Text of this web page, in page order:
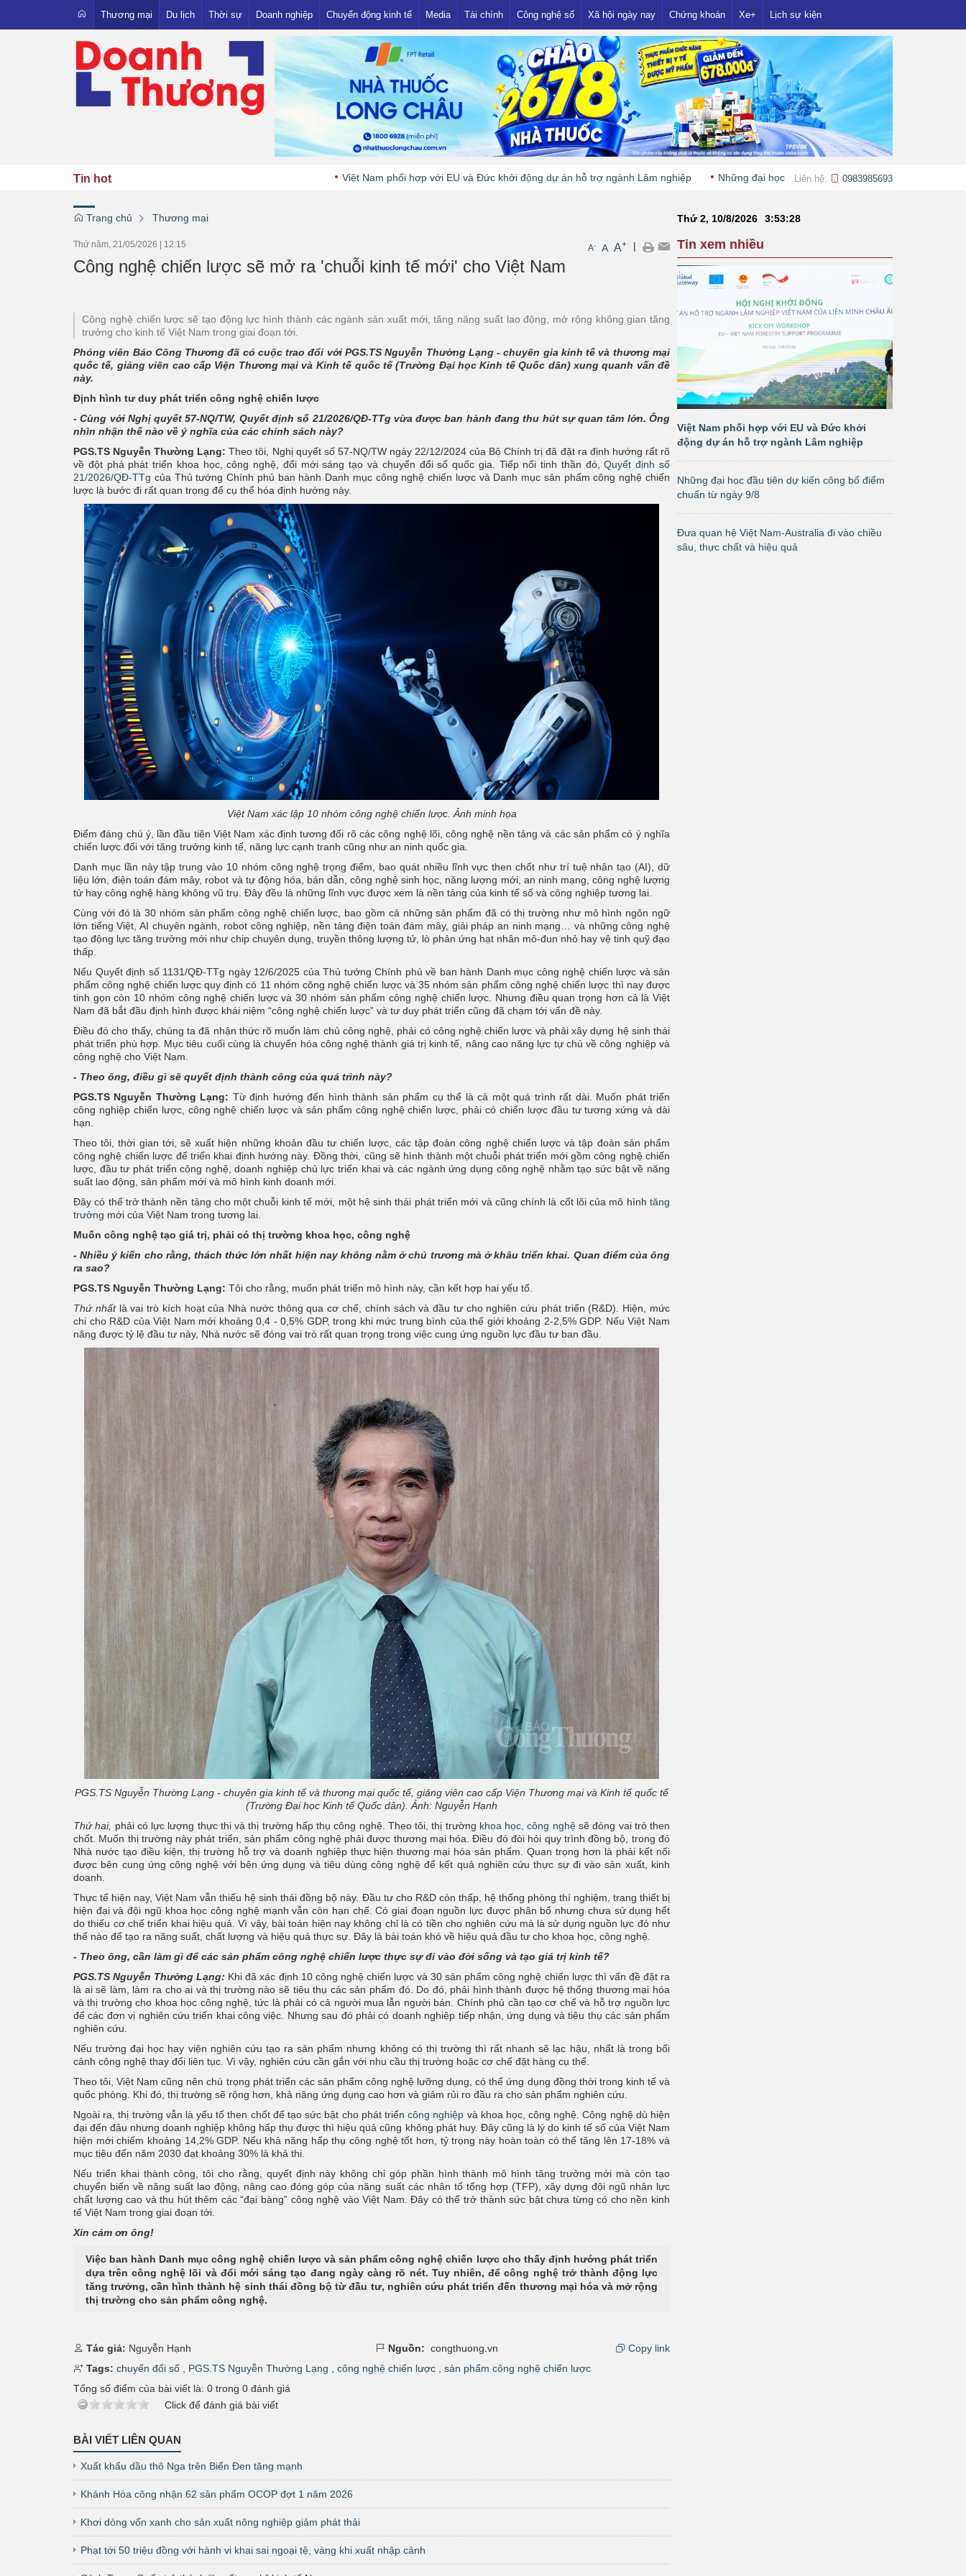
Thương mại
Xuất nhập khẩu
Người Việt - Hàng Việt
Du lịch Thời sự
Trong nước
Quốc tế
Doanh nghiệp Chuyển động kinh tế
Thị trường
Khuyến mại
Media Tài chính
Ngân hàng
Đầu tư
Tiền - Vàng
Công nghệ số Xã hội ngày nay
Showbiz
Chứng khoán Xe+ Lịch sự kiện
Tin hot Việt Nam phối hợp với EU và Đức khởi động dự án hỗ trợ ngành Lâm nghiệp Những đại học đầu tiên dự kiến công bố điểm chuẩn từ ngày
Liên hệ: 0983985693
Trang chủ Thương mại
Thứ năm, 21/05/2026 12:15 A- A A+ |
Công nghệ chiến lược sẽ mở ra 'chuỗi kinh tế mới' cho Việt Nam
Công nghệ chiến lược sẽ tạo động lực hình thành các ngành sản xuất mới, tăng năng suất lao động, mở rộng không gian tăng
trưởng cho kinh tế Việt Nam trong giai đoạn tới.
Phóng viên Báo Công Thương đã có cuộc trao đổi với PGS.TS Nguyễn Thường Lạng - chuyên gia kinh tế và thương mại
quốc tế, giảng viên cao cấp Viện Thương mại và Kinh tế quốc tế (Trường Đại học Kinh tế Quốc dân) xung quanh vấn đề
này.
Định hình tư duy phát triển công nghệ chiến lược
- Cùng với Nghị quyết 57-NQ/TW, Quyết định số 21/2026/QĐ-TTg vừa được ban hành đang thu hút sự quan tâm lớn. Ông
nhìn nhận thế nào về ý nghĩa của các chính sách này?
PGS.TS Nguyễn Thường Lạng:Theo tôi, Nghị quyết số 57-NQ/TW ngày 22/12/2024 của Bộ Chính trị đã đặt ra định hướng rất rõ
về đột phá phát triển khoa học, công nghệ, đổi mới sáng tạo và chuyển đổi số quốc gia. Tiếp nối tinh thần đó,Quyết định số
21/2026/QĐ-TTg của Thủ tướng Chính phủ ban hành Danh mục công nghệ chiến lược và Danh mục sản phẩm công nghệ chiến
lược là bước đi rất quan trọng để cụ thể hóa định hướng này.
Việt Nam xác lập 10 nhóm công nghệ chiến lược. Ảnh minh họa
Điểm đáng chú ý, lần đầu tiên Việt Nam xác định tương đối rõ các công nghệ lõi, công nghệ nền tảng và các sản phẩm có ý nghĩa
chiến lược đối với tăng trưởng kinh tế, năng lực cạnh tranh cũng như an ninh quốc gia.
Danh mục lần này tập trung vào 10 nhóm công nghệ trọng điểm, bao quát nhiều lĩnh vực then chốt như trí tuệ nhân tạo (AI), dữ
liệu lớn, điện toán đám mây, robot và tự động hóa, bán dẫn, công nghệ sinh học, năng lượng mới, an ninh mạng, công nghệ lượng
tử hay công nghệ hàng không vũ trụ. Đây đều là những lĩnh vực được xem là nền tảng của kinh tế số và công nghiệp tương lai.
Cùng với đó là 30 nhóm sản phẩm công nghệ chiến lược, bao gồm cả những sản phẩm đã có thị trường như mô hình ngôn ngữ
lớn tiếng Việt, AI chuyên ngành, robot công nghiệp, nền tảng điện toán đám mây, giải pháp an ninh mạng… và những công nghệ
tạo động lực tăng trưởng mới như chip chuyên dụng, truyền thông lượng tử, lò phản ứng hạt nhân mô-đun nhỏ hay vệ tinh quỹ đạo
thấp.
Nếu Quyết định số 1131/QĐ-TTg ngày 12/6/2025 của Thủ tướng Chính phủ về ban hành Danh mục công nghệ chiến lược và sản
phẩm công nghệ chiến lược quy định có 11 nhóm công nghệ chiến lược và 35 nhóm sản phẩm công nghệ chiến lược thì nay được
tinh gọn còn 10 nhóm công nghệ chiến lược và 30 nhóm sản phẩm công nghệ chiến lược. Nhưng điều quan trọng hơn cả là Việt
Nam đã bắt đầu định hình được khái niệm “công nghệ chiến lược” và tư duy phát triển cũng đã chạm tới vấn đề này.
Điều đó cho thấy, chúng ta đã nhận thức rõ muốn làm chủ công nghệ, phải có công nghệ chiến lược và phải xây dựng hệ sinh thái
phát triển phù hợp. Mục tiêu cuối cùng là chuyển hóa công nghệ thành giá trị kinh tế, nâng cao năng lực tự chủ về công nghiệp và
công nghệ cho Việt Nam.
- Theo ông, điều gì sẽ quyết định thành công của quá trình này?
PGS.TS Nguyễn Thường Lạng: Từ định hướng đến hình thành sản phẩm cụ thể là cả một quá trình rất dài. Muốn phát triển
công nghiệp chiến lược, công nghệ chiến lược và sản phẩm công nghệ chiến lược, phải có chiến lược đầu tư tương xứng và dài
hạn.
Theo tôi, thời gian tới, sẽ xuất hiện những khoản đầu tư chiến lược, các tập đoàn công nghệ chiến lược và tập đoàn sản phẩm
công nghệ chiến lược để triển khai định hướng này. Đồng thời, cũng sẽ hình thành một chuỗi phát triển mới gồm công nghệ chiến
lược, đầu tư phát triển công nghệ, doanh nghiệp chủ lực triển khai và các ngành ứng dụng công nghệ nhằm tạo sức bật về năng
suất lao động, sản phẩm mới và mô hình kinh doanh mới.
Đây có thể trở thành nền tảng cho một chuỗi kinh tế mới, một hệ sinh thái phát triển mới và cũng chính là cốt lõi của mô hình tăng
trưởng mới của Việt Nam trong tương lai.
Muốn công nghệ tạo giá trị, phải có thị trường khoa học, công nghệ
- Nhiều ý kiến cho rằng, thách thức lớn nhất hiện nay không nằm ở chủ trương mà ở khâu triển khai. Quan điểm của ông
ra sao?
PGS.TS Nguyễn Thường Lạng: Tôi cho rằng, muốn phát triển mô hình này, cần kết hợp hai yếu tố.
Thứ nhấtlà vai trò kích hoạt của Nhà nước thông qua cơ chế, chính sách và đầu tư cho nghiên cứu phát triển (R&D). Hiện, mức
chi cho R&D của Việt Nam mới khoảng 0,4 - 0,5% GDP, trong khi mức trung bình của thế giới khoảng 2-2,5% GDP. Nếu Việt Nam
nâng được tỷ lệ đầu tư này, Nhà nước sẽ đóng vai trò rất quan trọng trong việc cung ứng nguồn lực đầu tư ban đầu.
PGS.TS Nguyễn Thường Lạng - chuyên gia kinh tế và thương mại quốc tế, giảng viên cao cấp Viện Thương mại và Kinh tế quốc tế
(Trường Đại học Kinh tế Quốc dân). Ảnh: Nguyễn Hạnh
Thứ hai, phải có lực lượng thực thi và thị trường hấp thụ công nghệ. Theo tôi, thị trường khoa học, công nghệsẽ đóng vai trò then
chốt. Muốn thị trường này phát triển, sản phẩm công nghệ phải được thương mại hóa. Điều đó đòi hỏi quy trình đồng bộ, trong đó
Nhà nước tạo điều kiện, thị trường hỗ trợ và doanh nghiệp thực hiện thương mại hóa sản phẩm. Quan trọng hơn là phải kết nối
được bên cung ứng công nghệ với bên ứng dụng và tiêu dùng công nghệ để kết quả nghiên cứu thực sự đi vào sản xuất, kinh
doanh.
Thực tế hiện nay, Việt Nam vẫn thiếu hệ sinh thái đồng bộ này. Đầu tư cho R&D còn thấp, hệ thống phòng thí nghiệm, trang thiết bị
hiện đại và đội ngũ khoa học công nghệ mạnh vẫn còn hạn chế. Có giai đoạn nguồn lực được phân bổ nhưng chưa sử dụng hết
do thiếu cơ chế triển khai hiệu quả. Vì vậy, bài toán hiện nay không chỉ là có tiền cho nghiên cứu mà là sử dụng nguồn lực đó như
thế nào để tạo ra năng suất, chất lượng và hiệu quả thực sự. Đây là bài toán khó về hiệu quả đầu tư cho khoa học, công nghệ.
- Theo ông, cần làm gì để các sản phẩm công nghệ chiến lược thực sự đi vào đời sống và tạo giá trị kinh tế?
PGS.TS Nguyễn Thường Lạng: Khi đã xác định 10 công nghệ chiến lược và 30 sản phẩm công nghệ chiến lược thì vấn đề đặt ra
là ai sẽ làm, làm ra cho ai và thị trường nào sẽ tiêu thụ các sản phẩm đó. Do đó, phải hình thành được hệ thống thương mại hóa
và thị trường cho khoa học công nghệ, tức là phải có cả người mua lẫn người bán. Chính phủ cần tạo cơ chế và hỗ trợ nguồn lực
để các đơn vị nghiên cứu triển khai công việc. Nhưng sau đó phải có doanh nghiệp tiếp nhận, ứng dụng và tiêu thụ các sản phẩm
nghiên cứu.
Nếu trường đại học hay viện nghiên cứu tạo ra sản phẩm nhưng không có thị trường thì rất nhanh sẽ lạc hậu, nhất là trong bối
cảnh công nghệ thay đổi liên tục. Vì vậy, nghiên cứu cần gắn với nhu cầu thị trường hoặc cơ chế đặt hàng cụ thể.
Theo tôi, Việt Nam cũng nên chú trọng phát triển các sản phẩm công nghệ lưỡng dụng, có thể ứng dụng đồng thời trong kinh tế và
quốc phòng. Khi đó, thị trường sẽ rộng hơn, khả năng ứng dụng cao hơn và giảm rủi ro đầu ra cho sản phẩm nghiên cứu.
Ngoài ra, thị trường vẫn là yếu tố then chốt để tạo sức bật cho phát triểncông nghiệp và khoa học, công nghệ. Công nghệ dù hiện
đại đến đâu nhưng doanh nghiệp không hấp thụ được thì hiệu quả cũng không phát huy. Đây cũng là lý do kinh tế số của Việt Nam
hiện mới chiếm khoảng 14,2% GDP. Nếu khả năng hấp thụ công nghệ tốt hơn, tỷ trọng này hoàn toàn có thể tăng lên 17-18% và
mục tiêu đến năm 2030 đạt khoảng 30% là khả thi.
Nếu triển khai thành công, tôi cho rằng, quyết định này không chỉ góp phần hình thành mô hình tăng trưởng mới mà còn tạo
chuyển biến về năng suất lao động, nâng cao đóng góp của năng suất các nhân tố tổng hợp (TFP), xây dựng đội ngũ nhân lực
chất lượng cao và thu hút thêm các “đại bàng” công nghệ vào Việt Nam. Đây có thể trở thành sức bật chưa từng có cho nền kinh
tế Việt Nam trong giai đoạn tới.
Xin cảm ơn ông!
Việc ban hành Danh mục công nghệ chiến lược và sản phẩm công nghệ chiến lược cho thấy định hướng phát triển
dựa trên công nghệ lõi và đổi mới sáng tạo đang ngày càng rõ nét. Tuy nhiên, để công nghệ trở thành động lực
tăng trưởng, cần hình thành hệ sinh thái đồng bộ từ đầu tư, nghiên cứu phát triển đến thương mại hóa và mở rộng
thị trường cho sản phẩm công nghệ.
Tác giả: Nguyễn Hạnh Nguồn: congthuong.vn
Copy link
Tags: chuyển đổi số , PGS.TS Nguyễn Thường Lạng , công nghệ chiến lược , sản phẩm công nghệ chiến lược
Tổng số điểm của bài viết là: 0 trong 0 đánh giá
Click để đánh giá bài viết
BÀI VIẾT LIÊN QUAN
Xuất khẩu dầu thô Nga trên Biển Đen tăng mạnh
Khánh Hòa công nhận 62 sản phẩm OCOP đợt 1 năm 2026
Khơi dòng vốn xanh cho sản xuất nông nghiệp giảm phát thải
Phạt tới 50 triệu đồng với hành vi khai sai ngoại tệ, vàng khi xuất nhập cảnh
Thứ 2, 10/8/2026 3:53:29
Tin xem nhiều
Việt Nam phối hợp với EU và Đức khởi
động dự án hỗ trợ ngành Lâm nghiệp
Những đại học đầu tiên dự kiến công bố điểm
chuẩn từ ngày 9/8
Đưa quan hệ Việt Nam-Australia đi vào chiều
sâu, thực chất và hiệu quả